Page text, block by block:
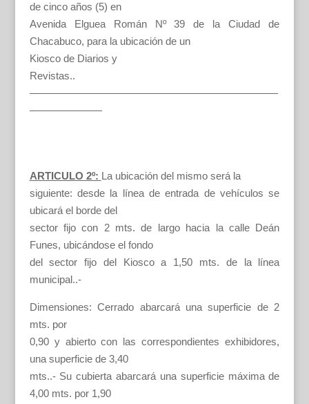
de cinco años (5) en
Avenida Elguea Román Nº 39 de la Ciudad de
Chacabuco, para la ubicación de un
Kiosco de Diarios y
Revistas..
————————————————————————
———————
ARTICULO 2º: La ubicación del mismo será la
siguiente: desde la línea de entrada de vehículos se
ubicará el borde del
sector fijo con 2 mts. de largo hacia la calle Deán
Funes, ubicándose el fondo
del sector fijo del Kiosco a 1,50 mts. de la línea
municipal..-
Dimensiones: Cerrado abarcará una superficie de 2
mts. por
0,90 y abierto con las correspondientes exhibidores,
una superficie de 3,40
mts..- Su cubierta abarcará una superficie máxima de
4,00 mts. por 1,90